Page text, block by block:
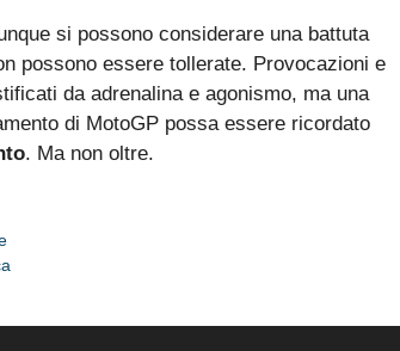
si possono considerare una battuta
possono essere tollerate. Provocazioni e
da adrenalina e agonismo, ma una
di MotoGP possa essere ricordato
. Ma non oltre.